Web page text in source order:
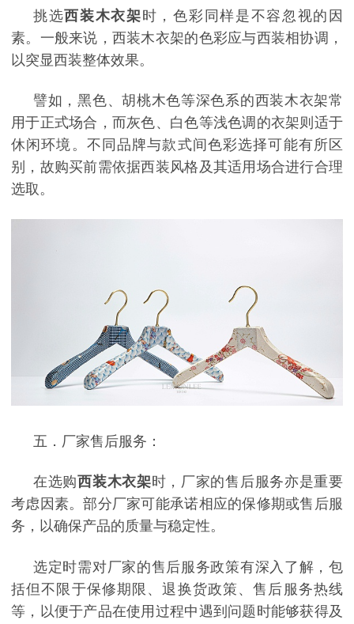
挑选西装木衣架时，色彩同样是不容忽视的因
素。一般来说，西装木衣架的色彩应与西装相协调，
以突显西装整体效果。
譬如，黑色、胡桃木色等深色系的西装木衣架常
用于正式场合，而灰色、白色等浅色调的衣架则适于
休闲环境。不同品牌与款式间色彩选择可能有所区
别，故购买前需依据西装风格及其适用场合进行合理
选取。
五．厂家售后服务：
在选购西装木衣架时，厂家的售后服务亦是重要
考虑因素。部分厂家可能承诺相应的保修期或售后服
务，以确保产品的质量与稳定性。
选定时需对厂家的售后服务政策有深入了解，包
括但不限于保修期限、退换货政策、售后服务热线
等，以便于产品在使用过程中遇到问题时能够获得及